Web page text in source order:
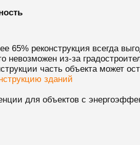
65% реконструкция всегда
невозможен из-за
часть объекта может
зданий
для объектов с